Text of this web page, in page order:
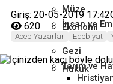
İslam
Ekonomi
Hukuk
Müze
Gezi
İnsan ve
Tarım ve
Giriş: 20-05-2019 17:42
620
Acep Yazarlar Edebiyat